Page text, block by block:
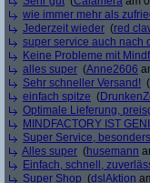
wie immer mehr als
Jederzeit wieder (red
super service auch nach
Keine Probleme mit
alles super (Anne2606
Sehr schneller Versand! (
einfach spitze (
Optimale Lieferung,
MINDFACTORY IST
Super Service,
Alles super (husemann
Einfach, schnell,
Super Shop (dslAktion